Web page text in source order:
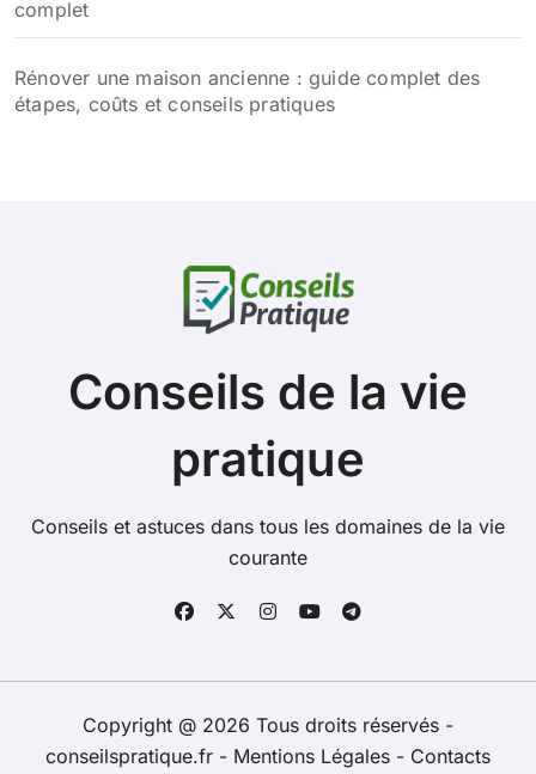
complet
Rénover une maison ancienne : guide complet des
étapes, coûts et conseils pratiques
Conseils de la vie
pratique
Conseils et astuces dans tous les domaines de la vie
courante
Copyright @ 2026 Tous droits réservés -
conseilspratique.fr - Mentions Légales - Contacts